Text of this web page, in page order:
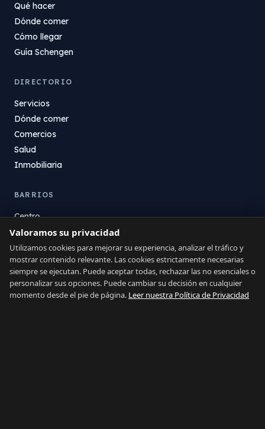
Qué hacer
Dónde comer
Cómo llegar
Guía Schengen
DIRECTORIO
Servicios
Dónde comer
Comercios
Salud
Inmobiliaria
BARRIOS
Centro
La Atunara
Poniente
El Zabal
Santa Margarita
La Alcaidesa
Valoramos su privacidad
Utilizamos cookies para mejorar su experiencia, analizar el tráfico y
mostrar contenido relevante. Las cookies estrictamente necesarias
siempre se ejecutan. Puede aceptar todas, rechazar las no esenciales o
personalizar sus opciones. Puede cambiar su decisión en cualquier
momento desde el pie de página. Leer nuestra Política de Privacidad